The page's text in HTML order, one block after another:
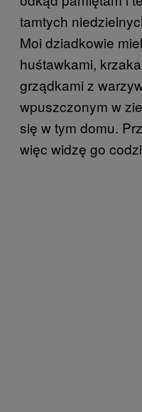
tamtych
Moi dziadkowie
huśtawkami,
grządkami z
wpuszczonym w
się w tym domu.
więc widzę go